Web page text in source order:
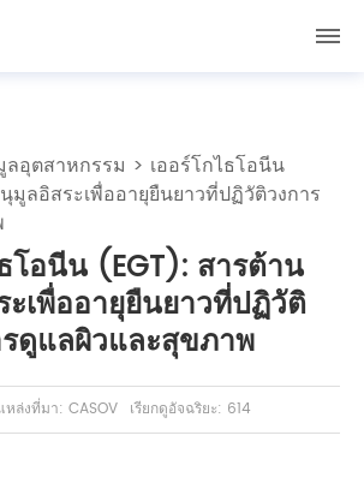
อุตสาหกรรม > เออร์โกไธโอนีน
มูลอิสระเพื่ออายุยืนยาวที่ปฏิวัติวงการ
โอนีน (EGT): สารต้าน
เพื่ออายุยืนยาวที่ปฏิวัติ
ดูแลผิวและสุขภาพ
หล่งที่มา: CASOV เรียกดูอัจฉริยะ: 614